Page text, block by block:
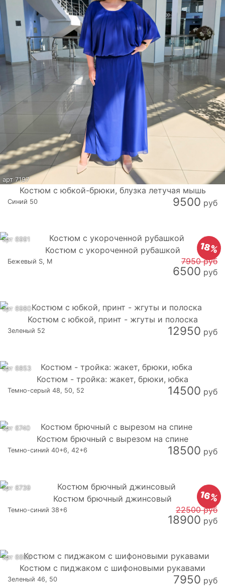
арт 7197
Костюм с юбкой-брюки, блузка летучая мышь
Синий 50 9500 руб
арт 6991
Костюм с укороченной рубашкой 18%
Бежевый S, M 7950 руб
6500 руб
арт 6980
Костюм с юбкой, принт - жгуты и полоска
Зеленый 52 12950 руб
арт 6853
Костюм - тройка: жакет, брюки, юбка
Темно-серый 48, 50, 52 14500 руб
арт 6740
Костюм брючный с вырезом на спине
Темно-синий 40+6, 42+6 18500 руб
арт 6739
Костюм брючный джинсовый 16%
Темно-синий 38+6 22500 руб
18900 руб
арт 6662
Костюм с пиджаком с шифоновыми рукавами
Зеленый 46, 50 7950 руб